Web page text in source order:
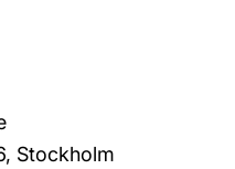
Stockholm